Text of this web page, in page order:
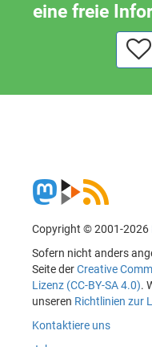
eine freie
Copyright © 2001-2026
Sofern nicht anders
Seite derCreative
Lizenz (CC-BY-SA 4.0).
unseren Richtlinien zur
Kontaktiere uns